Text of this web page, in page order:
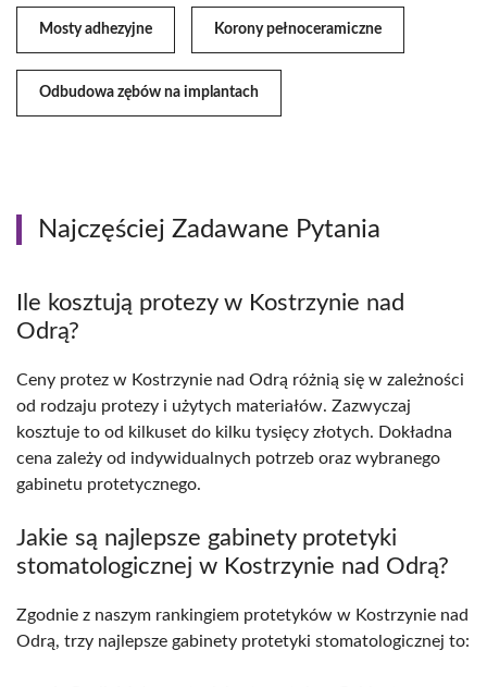
Mosty adhezyjne Korony pełnoceramiczne
Odbudowa zębów na implantach
Najczęściej Zadawane Pytania
Ile kosztują protezy w Kostrzynie nad
Odrą?
Ceny protez w Kostrzynie nad Odrą różnią się w zależności
od rodzaju protezy i użytych materiałów. Zazwyczaj
kosztuje to od kilkuset do kilku tysięcy złotych. Dokładna
cena zależy od indywidualnych potrzeb oraz wybranego
gabinetu protetycznego.
Jakie są najlepsze gabinety protetyki
stomatologicznej w Kostrzynie nad Odrą?
Zgodnie z naszym rankingiem protetyków w Kostrzynie nad
Odrą, trzy najlepsze gabinety protetyki stomatologicznej to: